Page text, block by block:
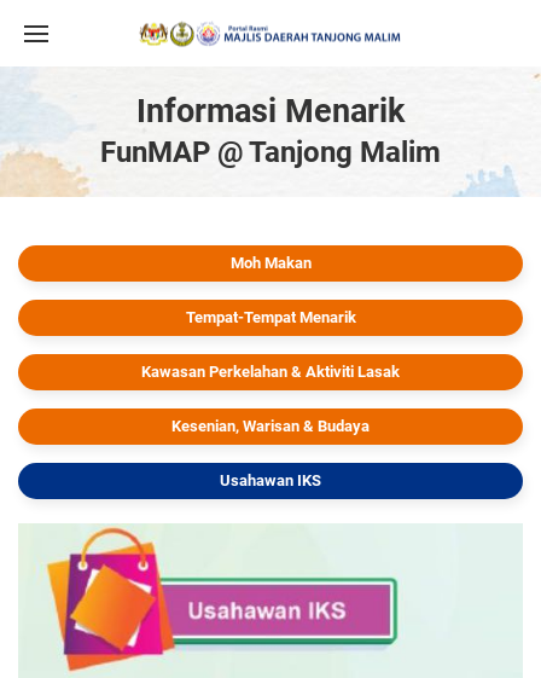
Informasi Menarik
FunMAP @ Tanjong Malim
Moh Makan
Tempat-Tempat Menarik
Kawasan Perkelahan & Aktiviti Lasak
Kesenian, Warisan & Budaya
Usahawan IKS